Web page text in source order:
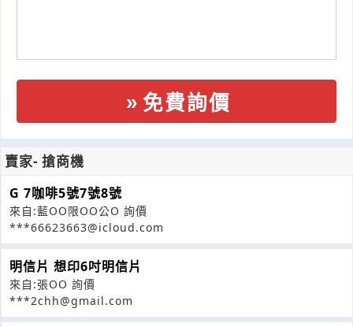
免費詢價
賣家- 搶商機
G 7咖啡5號7號8號
來自:藍OO限OO公O 詢價
***66623663@icloud.com
明信片 想印6吋明信片
來自:張OO 詢價
***2chh@gmail.com